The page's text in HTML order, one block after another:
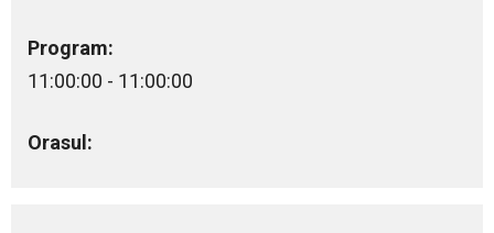
Program:
11:00:00 - 11:00:00
Orasul: